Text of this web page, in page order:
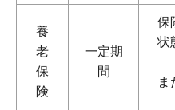
養
老
保
険
一定期
間
保
状
ま